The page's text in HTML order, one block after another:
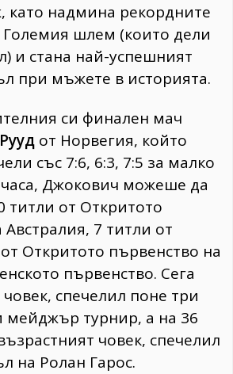
като надмина рекордните
Големия шлем (които дели
и стана най-успешният
при мъжете в историята.
си финален мач
от Норвегия, който
със 7:6, 6:3, 7:5 за малко
Джокович можеше да
титли от Откритото
7 титли от
Откритото първенство на
първенство. Сега
спечелил поне три
мейджър турнир, а на 36
човек, спечелил
на Ролан Гарос.